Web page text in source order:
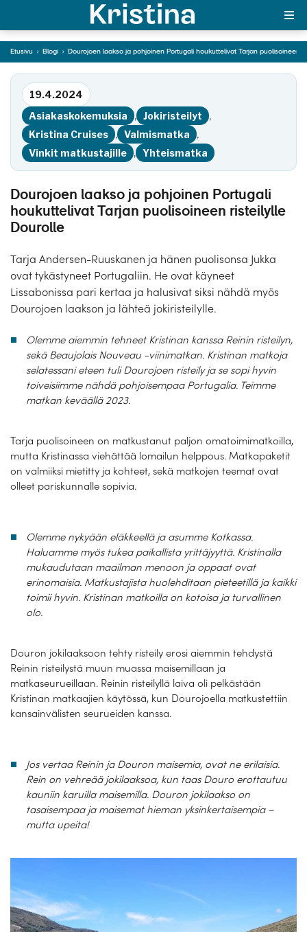
MAJAKKA-portaali
Suosikit
OTA YHTEYTTÄ
Kohteet
Matkatyypit
Matkakalenteri
Laivat
Hyvä tietää
Meistä
houkuttelivat Tarjan
puolisoineen risteilylle
Dourolle
Etusivu › Blogi › Dourojoen laakso ja pohjoinen Portugali houkuttelivat Tarjan puolisoineen
19.4.2024
Asiakaskokemuksia
, Jokiristeilyt
,
Kristina Cruises
, Valmismatka
,
Vinkit matkustajille
, Yhteismatka
Dourojoen laakso ja pohjoinen Portugali
houkuttelivat Tarjan puolisoineen risteilylle
Dourolle
Tarja Andersen-Ruuskanen ja hänen puolisonsa Jukka
ovat tykästyneet Portugaliin. He ovat käyneet
Lissabonissa pari kertaa ja halusivat siksi nähdä myös
Dourojoen laakson ja lähteä jokiristeilylle.
Olemme aiemmin tehneet Kristinan kanssa Reinin risteilyn,
sekä Beaujolais Nouveau -viinimatkan. Kristinan matkoja
selatessani eteen tuli Dourojoen risteily ja se sopi hyvin
toiveisiimme nähdä pohjoisempaa Portugalia. Teimme
matkan keväällä 2023.
Tarja puolisoineen on matkustanut paljon omatoimimatkoilla,
mutta Kristinassa viehättää lomailun helppous. Matkapaketit
on valmiiksi mietitty ja kohteet, sekä matkojen teemat ovat
olleet pariskunnalle sopivia.
Olemme nykyään eläkkeellä ja asumme Kotkassa.
Haluamme myös tukea paikallista yrittäjyyttä. Kristinalla
mukaudutaan maailman menoon ja oppaat ovat
erinomaisia. Matkustajista huolehditaan pieteetillä ja kaikki
toimii hyvin. Kristinan matkoilla on kotoisa ja turvallinen
olo.
Douron jokilaaksoon tehty risteily erosi aiemmin tehdystä
Reinin risteilystä muun muassa maisemillaan ja
matkaseurueillaan. Reinin risteilyllä laiva oli pelkästään
Kristinan matkaajien käytössä, kun Dourojoella matkustettiin
kansainvälisten seurueiden kanssa.
Jos vertaa Reinin ja Douron maisemia, ovat ne erilaisia.
Rein on vehreää jokilaaksoa, kun taas Douro erottautuu
kauniin karuilla maisemilla. Douron jokilaakso on
tasaisempaa ja maisemat hieman yksinkertaisempia –
mutta upeita!